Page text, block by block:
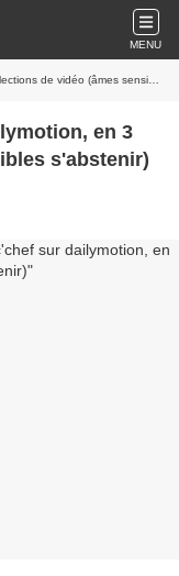
MENU
vidéo (âmes sensibles s'abstenir)
en 3
s'abstenir)